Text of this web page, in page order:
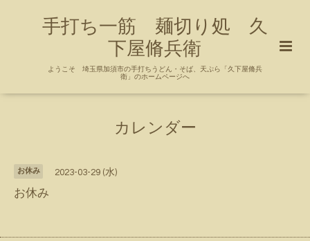
手打ち一筋 麺切り処 久
下屋脩兵衛
ようこそ 埼玉県加須市の手打ちうどん・そば、天ぷら「久下屋脩兵
衛」のホームページへ
カレンダー
お休み 2023-03-29 (水)
お休み